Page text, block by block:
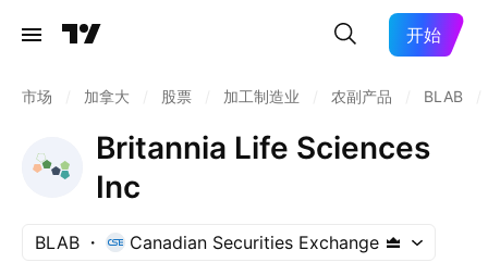
开始
市场 加拿大 股票 加工制造业 农副产品 BLAB
Britannia Life Sciences
Inc
BLAB Canadian Securities Exchange